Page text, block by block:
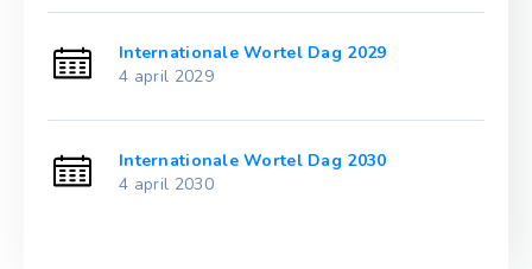
Internationale Wortel Dag 2029
4 april 2029
Internationale Wortel Dag 2030
4 april 2030